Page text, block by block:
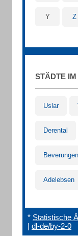
Y Z
STÄDTE
Uslar
Derental
Beverungen
Adelebsen
* Statistische
| dl-de/by-2-0